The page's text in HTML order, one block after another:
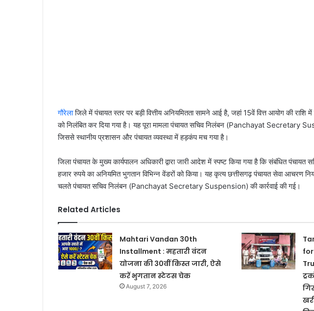
गौरेलाजिले में पंचायत स्तर पर बड़ी वित्तीय अनियमितता सामने आई है, जहां 15वें वित्त आयोग की
को निलंबित कर दिया गया है। यह पूरा मामला पंचायत सचिव निलंबन (Panchayat Secretary
जिससे स्थानीय प्रशासन और पंचायत व्यवस्था में हड़कंप मच गया है।
जिला पंचायत के मुख्य कार्यपालन अधिकारी द्वारा जारी आदेश में स्पष्ट किया गया है कि संबंधित
हजार रुपये का अनियमित भुगतान विभिन्न वेंडरों को किया। यह कृत्य छत्तीसगढ़ पंचायत सेवा आचरण
चलते पंचायत सचिव निलंबन (Panchayat Secretary Suspension) की कार्रवाई की गई।
Related Articles
Mahtari Vandan 30th
Installment : महतारी वंदन
योजना की 30वीं किस्त जारी, ऐसे
करें भुगतान स्टेटस चेक
August 7, 2026